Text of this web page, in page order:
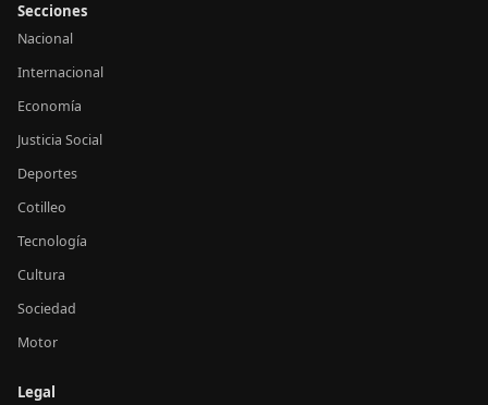
Secciones
Nacional
Internacional
Economía
Justicia Social
Deportes
Cotilleo
Tecnología
Cultura
Sociedad
Motor
Legal